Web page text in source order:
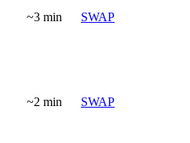
~3 min SWAP
~2 min SWAP